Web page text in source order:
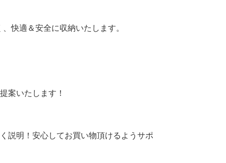
快適＆安全に収納いたします。
案いたします！
説明！安心してお買い物頂けるようサポ